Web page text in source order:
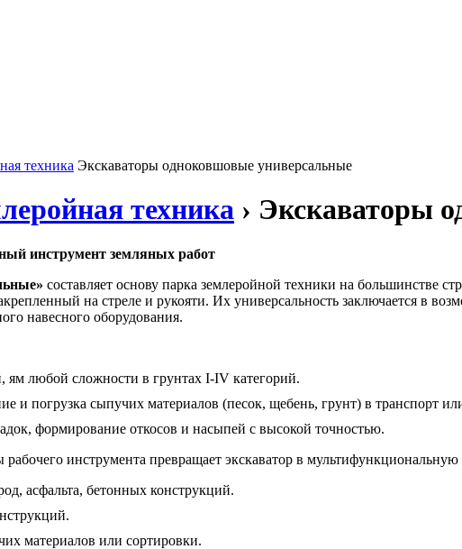
техника Экскаваторы одноковшовые универсальные
техника › Экскаваторы
инструмент земляных работ
составляет основу парка землеройной техники на большинстве
на стреле и рукояти. Их универсальность заключается в
навесного оборудования.
ям любой сложности в грунтах I-IV категорий.
и погрузка сыпучих материалов (песок, щебень, грунт) в транспорт
формирование откосов и насыпей с высокой точностью.
инструмента превращает экскаватор в
асфальта, бетонных конструкций.
материалов или сортировки.